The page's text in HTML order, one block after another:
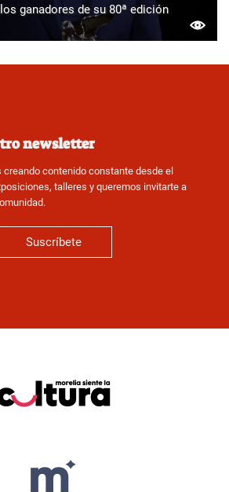
ganadores de su 80ª edición
newsletter
creando contenido constante desde el
talleres y queremos invitarte a
Suscríbete